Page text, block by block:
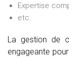
Expertise
etc.
La gestion de
engageante